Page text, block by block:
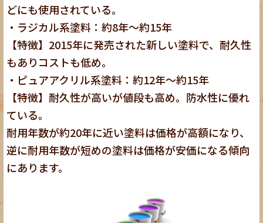
どにも使用されている。
・ラジカル系塗料：約8年～約15年
【特徴】2015年に発売された新しい塗料で、耐久性
もありコストも低め。
・ピュアアクリル系塗料：約12年～約15年
【特徴】耐久性が高いが値段も高め。防水性に優れ
ている。
耐用年数が約20年に近い塗料は価格が高額になり、
逆に耐用年数が短めの塗料は価格が安価になる傾向
にあります。